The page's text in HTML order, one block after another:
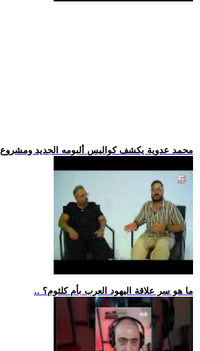
.. محمد عدوية يكشف كواليس ألبومه الجديد
.. ما هو سر علاقة اليهود العرب بأم كلثوم؟